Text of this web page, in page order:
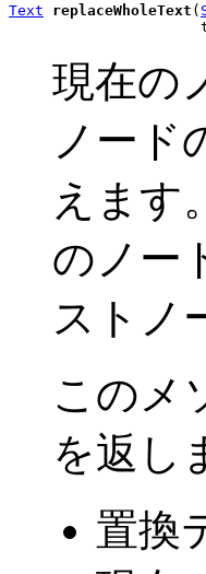
Text replaceWholeText (
現在の
ノード
えます
のノー
ストノ
このメ
を返し
置換